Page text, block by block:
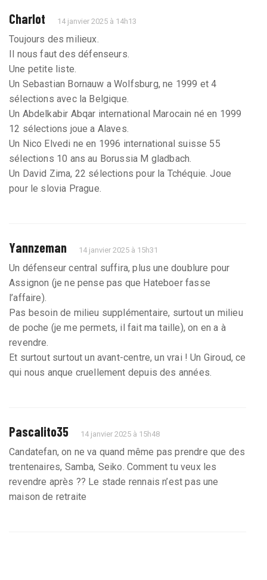
Charlot 14 janvier 2025 à 14h13
Toujours des milieux.
Il nous faut des défenseurs.
Une petite liste.
Un Sebastian Bornauw a Wolfsburg, ne 1999 et 4
sélections avec la Belgique.
Un Abdelkabir Abqar international Marocain né en 1999
12 sélections joue a Alaves.
Un Nico Elvedi ne en 1996 international suisse 55
sélections 10 ans au Borussia M gladbach.
Un David Zima, 22 sélections pour la Tchéquie. Joue
pour le slovia Prague.
Yannzeman 14 janvier 2025 à 15h31
Un défenseur central suffira, plus une doublure pour
Assignon (je ne pense pas que Hateboer fasse
l’affaire).
Pas besoin de milieu supplémentaire, surtout un milieu
de poche (je me permets, il fait ma taille), on en a à
revendre.
Et surtout surtout un avant-centre, un vrai ! Un Giroud, ce
qui nous anque cruellement depuis des années.
Pascalito35 14 janvier 2025 à 15h48
Candatefan, on ne va quand même pas prendre que des
trentenaires, Samba, Seiko. Comment tu veux les
revendre après ?? Le stade rennais n’est pas une
maison de retraite